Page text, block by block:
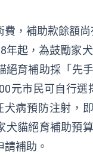
，補助款餘額尚
年起，為鼓勵家
絕育補助採「先
元市民可自行
病預防注射，
犬貓絕育補助預
補助。